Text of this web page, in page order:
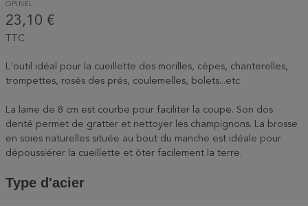
OPINEL
23,10 €
TTC
L'outil idéal pour la cueillette des morilles, cèpes, chanterelles,
trompettes, rosés des prés, coulemelles, bolets...etc
La lame de 8 cm est courbe pour faciliter la coupe. Son dos
denté permet de gratter et nettoyer les champignons. La brosse
en soies naturelles située au bout du manche est idéale pour
dépoussiérer la cueillette et ôter facilement la terre.
Type d'acier